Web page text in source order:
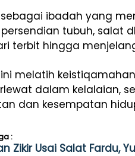
sebagai ibadah yang
tubuh, salat
terbit hingga
melatih
dalam kelalaian,
dan kesempatan
:
Zikir Usai Salat Fardu,